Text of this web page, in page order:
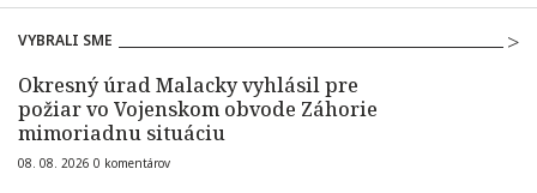
VYBRALI SME
Okresný úrad Malacky vyhlásil pre
požiar vo Vojenskom obvode Záhorie
mimoriadnu situáciu
08. 08. 2026 0 komentárov